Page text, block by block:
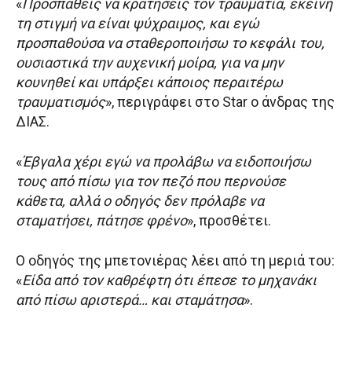
«Προσπαθείς να κρατήσεις τον τραυματία, εκείνη
τη στιγμή να είναι ψύχραιμος, και εγώ
προσπαθούσα να σταθεροποιήσω το κεφάλι του,
ουσιαστικά την αυχενική μοίρα, για να μην
κουνηθεί και υπάρξει κάποιος περαιτέρω
τραυματισμός», περιγράφει στο Star ο άνδρας της
ΔΙΑΣ.
«Έβγαλα χέρι εγώ να προλάβω να ειδοποιήσω
τους από πίσω για τον πεζό που περνούσε
κάθετα, αλλά ο οδηγός δεν πρόλαβε να
σταματήσει, πάτησε φρένο», προσθέτει.
Ο οδηγός της μπετονιέρας λέει από τη μεριά του:
«Είδα από τον καθρέφτη ότι έπεσε το μηχανάκι
από πίσω αριστερά… και σταμάτησα».